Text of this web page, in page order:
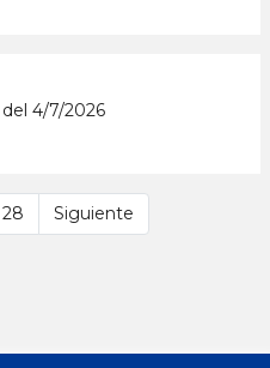
del 4/7/2026
Siguiente